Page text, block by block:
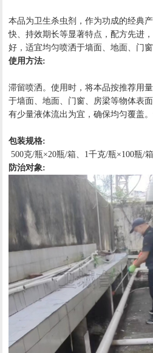
本品为卫生杀虫剂，作为功成的经典
快、持效期长等显著特点，配方先进
好，适宜均匀喷洒于墙面、地面、门
使用方法:
滞留喷洒。使用时，将本品按推荐用
于墙面、地面、门窗、房梁等物体表
有少量液体流出为宜，确保均匀覆盖
包装规格:
500克/瓶×20瓶/箱、1千克/瓶×100瓶/
防治对象: